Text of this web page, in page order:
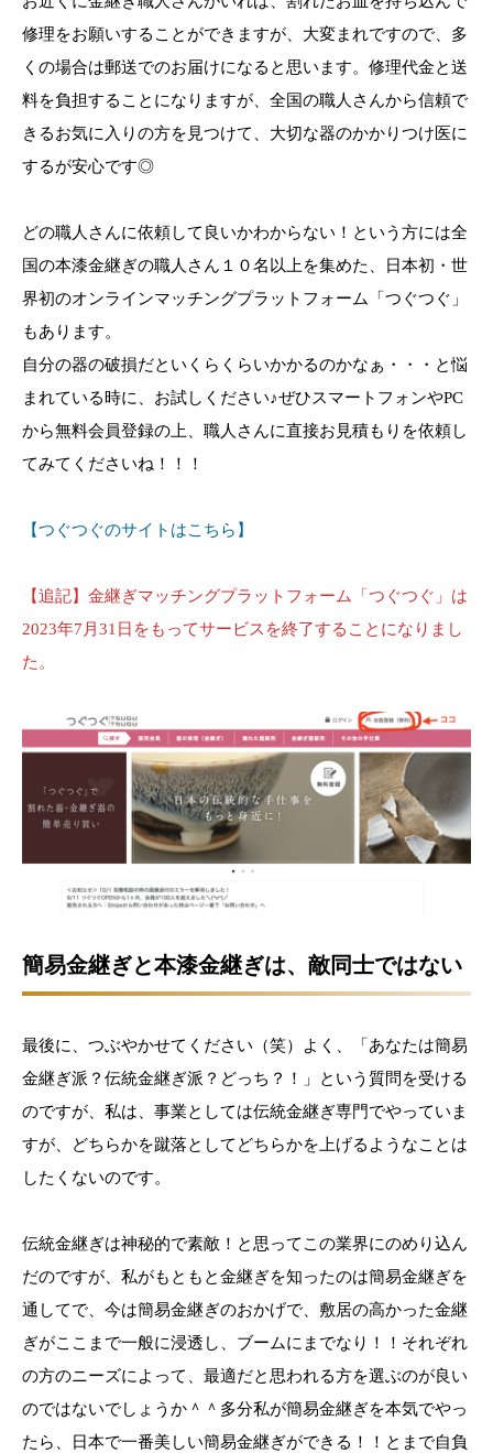
修理をお願いすることができますが、大変まれですので、多
くの場合は郵送でのお届けになると思います。修理代金と送
料を負担することになりますが、全国の職人さんから信頼で
きるお気に入りの方を見つけて、大切な器のかかりつけ医に
するが安心です◎
どの職人さんに依頼して良いかわからない！という方には全
国の本漆金継ぎの職人さん１０名以上を集めた、日本初・世
界初のオンラインマッチングプラットフォーム「つぐつぐ」
もあります。
自分の器の破損だといくらくらいかかるのかなぁ・・・と悩
まれている時に、お試しください♪ぜひスマートフォンやPC
から無料会員登録の上、職人さんに直接お見積もりを依頼し
てみてくださいね！！！
【つぐつぐのサイトはこちら】
【追記】金継ぎマッチングプラットフォーム「つぐつぐ」は
2023年7月31日をもってサービスを終了することになりまし
た。
簡易金継ぎと本漆金継ぎは、敵同士ではない
最後に、つぶやかせてください（笑）よく、「あなたは簡易
金継ぎ派？伝統金継ぎ派？どっち？！」という質問を受ける
のですが、私は、事業としては伝統金継ぎ専門でやっていま
すが、どちらかを蹴落としてどちらかを上げるようなことは
したくないのです。
伝統金継ぎは神秘的で素敵！と思ってこの業界にのめり込ん
だのですが、私がもともと金継ぎを知ったのは簡易金継ぎを
通してで、今は簡易金継ぎのおかげで、敷居の高かった金継
ぎがここまで一般に浸透し、ブームにまでなり！！それぞれ
の方のニーズによって、最適だと思われる方を選ぶのが良い
のではないでしょうか＾＾多分私が簡易金継ぎを本気でやっ
たら、日本で一番美しい簡易金継ぎができる！！とまで自負